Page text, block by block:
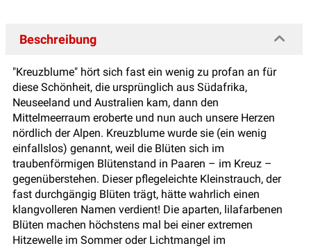
Beschreibung
"Kreuzblume" hört sich fast ein wenig zu profan an für
diese Schönheit, die ursprünglich aus Südafrika,
Neuseeland und Australien kam, dann den
Mittelmeerraum eroberte und nun auch unsere Herzen
nördlich der Alpen. Kreuzblume wurde sie (ein wenig
einfallslos) genannt, weil die Blüten sich im
traubenförmigen Blütenstand in Paaren – im Kreuz –
gegenüberstehen. Dieser pflegeleichte Kleinstrauch, der
fast durchgängig Blüten trägt, hätte wahrlich einen
klangvolleren Namen verdient! Die aparten, lilafarbenen
Blüten machen höchstens mal bei einer extremen
Hitzewelle im Sommer oder Lichtmangel im